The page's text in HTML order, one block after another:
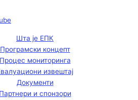
Шта је ЕПК
Програмски концепт
Процес мониторинга
извештај
Документи
Партнери и спонзори